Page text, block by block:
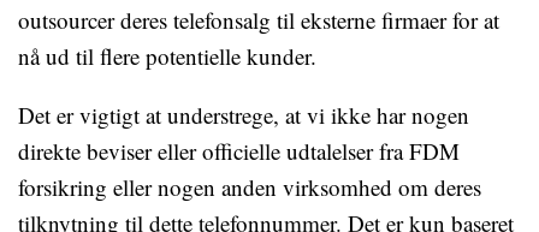
outsourcer deres telefonsalg til eksterne firmaer for at
nå ud til flere potentielle kunder.
Det er vigtigt at understrege, at vi ikke har nogen
direkte beviser eller officielle udtalelser fra FDM
forsikring eller nogen anden virksomhed om deres
tilknytning til dette telefonnummer. Det er kun baseret